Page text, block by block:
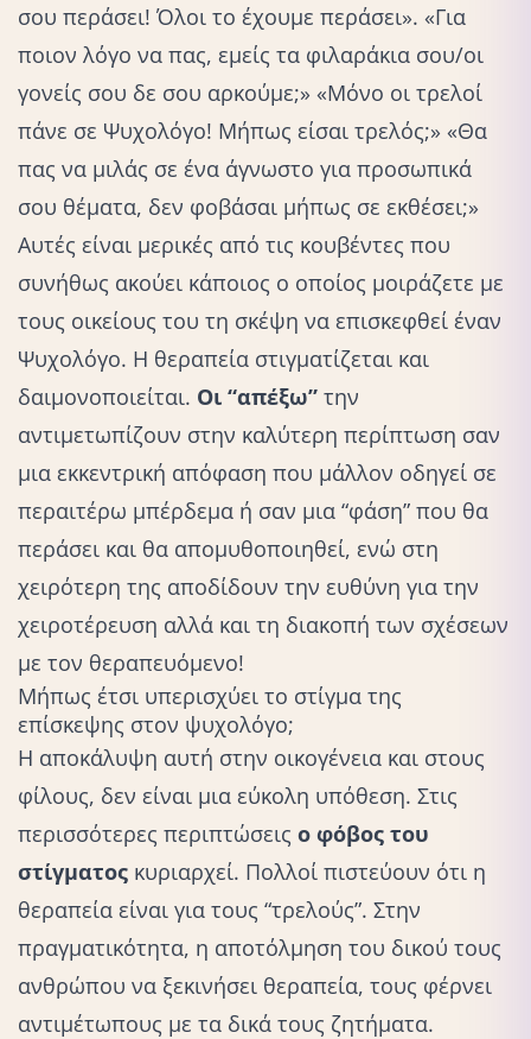
σου περάσει! Όλοι το έχουμε περάσει». «Για
ποιον λόγο να πας, εμείς τα φιλαράκια σου/οι
γονείς σου δε σου αρκούμε;» «Μόνο οι τρελοί
πάνε σε Ψυχολόγο! Μήπως είσαι τρελός;» «Θα
πας να μιλάς σε ένα άγνωστο για προσωπικά
σου θέματα, δεν φοβάσαι μήπως σε εκθέσει;»
Αυτές είναι μερικές από τις κουβέντες που
συνήθως ακούει κάποιος ο οποίος μοιράζετε με
τους οικείους του τη σκέψη να επισκεφθεί έναν
Ψυχολόγο. Η θεραπεία στιγματίζεται και
δαιμονοποιείται. Οι “απέξω” την
αντιμετωπίζουν στην καλύτερη περίπτωση σαν
μια εκκεντρική απόφαση που μάλλον οδηγεί σε
περαιτέρω μπέρδεμα ή σαν μια “φάση” που θα
περάσει και θα απομυθοποιηθεί, ενώ στη
χειρότερη της αποδίδουν την ευθύνη για την
χειροτέρευση αλλά και τη διακοπή των σχέσεων
με τον θεραπευόμενο!
Μήπως έτσι υπερισχύει το στίγμα της
επίσκεψης στον ψυχολόγο;
Η αποκάλυψη αυτή στην οικογένεια και στους
φίλους, δεν είναι μια εύκολη υπόθεση. Στις
περισσότερες περιπτώσεις ο φόβος του
στίγματος κυριαρχεί. Πολλοί πιστεύουν ότι η
θεραπεία είναι για τους “τρελούς”. Στην
πραγματικότητα, η αποτόλμηση του δικού τους
ανθρώπου να ξεκινήσει θεραπεία, τους φέρνει
αντιμέτωπους με τα δικά τους ζητήματα.